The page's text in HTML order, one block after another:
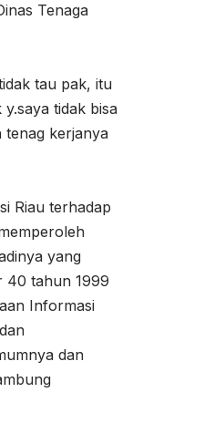
Tenaga
tau pak, itu
tidak bisa
tenag kerjanya
Riau terhadap
yang
40 tahun 1999
Informasi
dan